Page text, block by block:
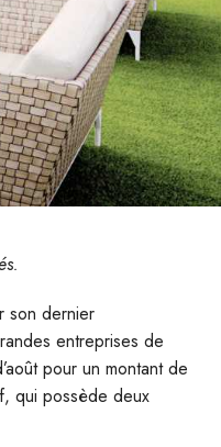
son dernier
entreprises de
pour un montant de
qui possède deux